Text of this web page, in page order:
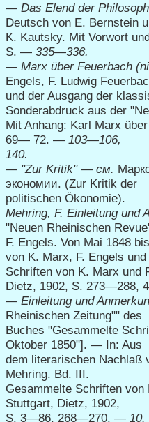
— Das Elend der
Deutsch von E. Bernstein
K. Kautsky. Mit Vorwort
S. — 335—336.
— Marx über Feuerbach
Engels, F. Ludwig
und der Ausgang der
Sonderabdruck aus der
Mit Anhang: Karl Marx
69— 72. — 103—106,
140.
— "Zur Kritik" — см.
экономии. (Zur Kritik der
politischen Ökonomie).
Mehring, F. Einleitung und
"Neuen Rheinischen
F. Engels. Von Mai 1848
von K. Marx, F. Engels
Schriften von K. Marx und
Dietz, 1902, S.
— Einleitung und
Rheinischen Zeitung"" des
Buches "Gesammelte
Oktober 1850"]. — In: Aus
dem literarischen Nachlaß
Mehring. Bd. III.
Gesammelte Schriften
Stuttgart, Dietz, 1902,
S. 3—86, 268—270. — 10.